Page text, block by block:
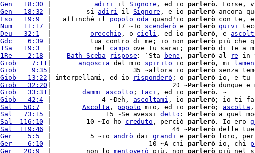
Gen   18:30 adiri il Signore , ed io parlerò . Forse,
Gen   18:32 |         si adiri il Signore , e io parlerò ancora
Eso   19:9
  |   affinché il
popolo oda quand'io parlerò con te,
Num   11:17 |                 17 ~Io scenderò e parlerò quivi
Deu   32:1 orecchio , o cieli , ed io parlerò , e
Gdc    6:39 |          tua contro di me; io non parlerò più che
1Sa   19:3
  |           nel
campo ove tu sarai; parlerò di te a
1Re    2:18 Bath-Sceba rispose : `Sta bene , parlerò al re in
Giob    7:11 angoscia del mio spirito io parlerò , mi
Giob    9:35 |                     35 ~allora io parlerò senza
Giob   13:22 | interpellami, ed io risponderò ; o parlerò io, e tu
Giob   32:20 |                               20 ~Parlerò dunque e
Giob   33:31 dammi ascolto ; taci , ed io parlerò . ~
Giob   42:4 |             4 ~Deh, ascoltami , io parlerò ; io ti
Sal   50:7 Ascolta , popolo mio, ed io parlerò ; ascolta
Sal   73:15 |              15 ~Se avessi detto : Parlerò a quel
Sal  116:10 |         10 ~Io ho creduto , perciò parlerò . Io ero
Sal  119:46 |                               46 ~Parlerò delle tue
Ger    5:5
  |          5 ~io
andrò dai grandi e parlerò loro,
Ger    6:10 |                         10 ~A chi parlerò io, chi
Ger   20:9
  |         non lo
mentoverò più, non parlerò più nel